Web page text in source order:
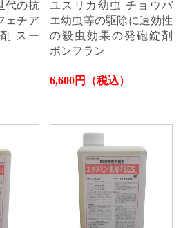
代の抗
ェチア
スー
ユスリカ幼虫 チョウバ
エ幼虫等の駆除に速効性
の殺虫効果の発砲錠剤
ボンフラン
6,600円（税込）